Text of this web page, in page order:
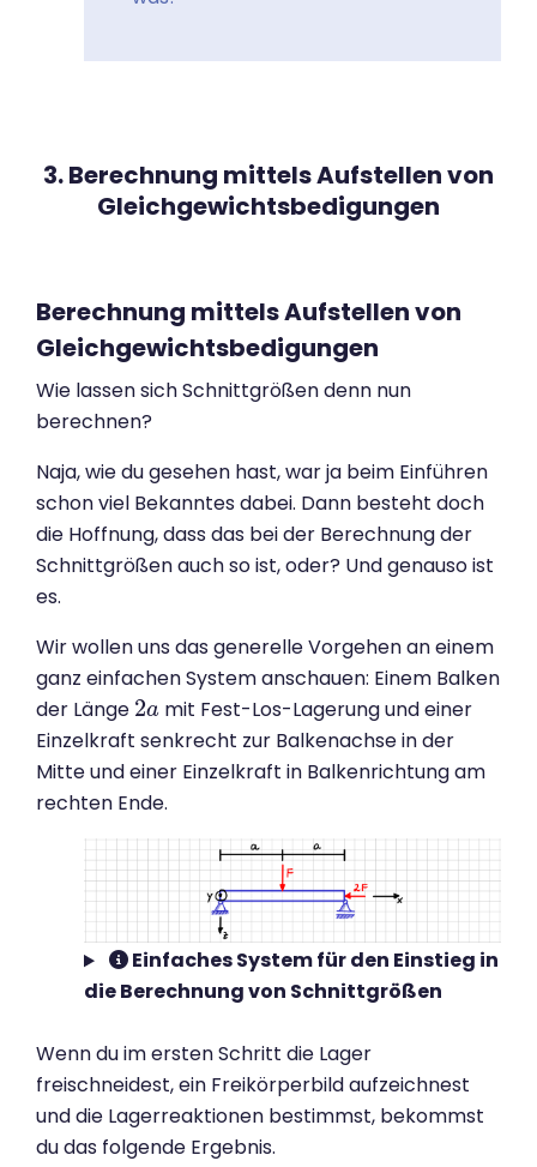
3. Berechnung mittels Aufstellen von
Gleichgewichtsbedigungen
Berechnung mittels Aufstellen von
Gleichgewichtsbedigungen
Wie lassen sich Schnittgrößen denn nun
berechnen?
Naja, wie du gesehen hast, war ja beim Einführen
schon viel Bekanntes dabei. Dann besteht doch
die Hoffnung, dass das bei der Berechnung der
Schnittgrößen auch so ist, oder? Und genauso ist
es.
Wir wollen uns das generelle Vorgehen an einem
ganz einfachen System anschauen: Einem Balken
der Länge 2a
2a mit Fest-Los-Lagerung und einer
Einzelkraft senkrecht zur Balkenachse in der
Mitte und einer Einzelkraft in Balkenrichtung am
rechten Ende.
Einfaches System für den Einstieg in
die Berechnung von Schnittgrößen
Wenn du im ersten Schritt die Lager
freischneidest, ein Freikörperbild aufzeichnest
und die Lagerreaktionen bestimmst, bekommst
du das folgende Ergebnis.